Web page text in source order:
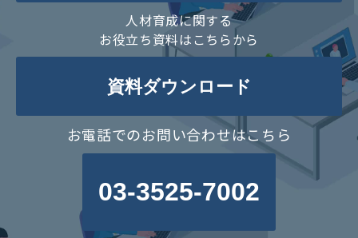
人材育成に関する
お役立ち資料はこちらから
資料ダウンロード
お電話でのお問い合わせはこちら
03-3525-7002